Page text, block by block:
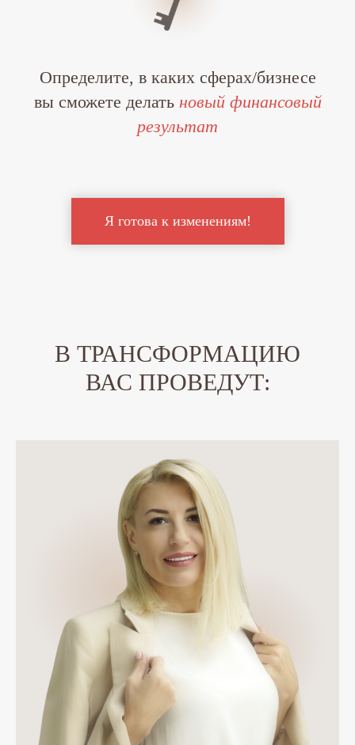
Определите, в каких сферах/бизнесе
вы сможете делать новый финансовый
результат
Я готова к изменениям!
В ТРАНСФОРМАЦИЮ
ВАС ПРОВЕДУТ: